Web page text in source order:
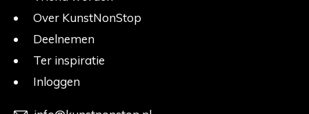
Over KunstNonStop
Deelnemen
Ter inspiratie
Inloggen